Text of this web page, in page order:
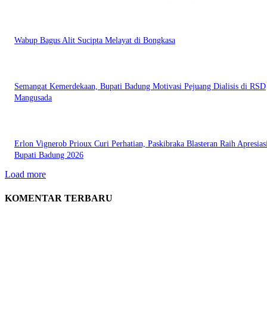
Wabup Bagus Alit Sucipta Melayat di Bongkasa
Semangat Kemerdekaan, Bupati Badung Motivasi Pejuang Dialisis di RSD
Mangusada
Erlon Vignerob Prioux Curi Perhatian, Paskibraka Blasteran Raih
Bupati Badung 2026
Load more
KOMENTAR TERBARU